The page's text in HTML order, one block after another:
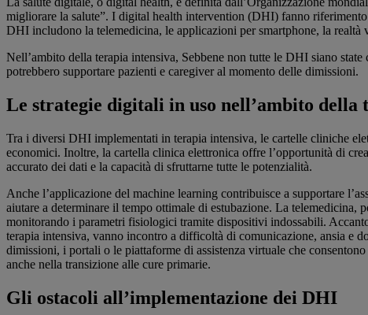
migliorare la salute”. I digital health intervention (DHI) fanno
DHI includono la telemedicina, le applicazioni per smartphone, la realtà
Nell’ambito della terapia intensiva, Sebbene non tutte le DHI siano
potrebbero supportare pazienti e caregiver al momento delle dimissioni.
Le strategie digitali in uso nell’ambito della
Tra i diversi DHI implementati in terapia intensiva, le cartelle cliniche
economici. Inoltre, la cartella clinica elettronica offre l’opportunità di
accurato dei dati e la capacità di sfruttarne tutte le potenzialità.
Anche l’applicazione del machine learning contribuisce a supportare
aiutare a determinare il tempo ottimale di estubazione. La telemedicina,
monitorando i parametri fisiologici tramite dispositivi indossabili.
terapia intensiva, vanno incontro a difficoltà di comunicazione, ansia e
dimissioni, i portali o le piattaforme di assistenza virtuale che
anche nella transizione alle cure primarie.
Gli ostacoli all’implementazione dei DHI